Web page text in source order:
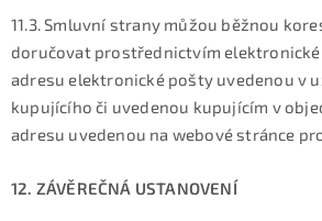
11.3. Smluvní strany můžou běžnou
doručovat prostřednictvím elektronické
adresu elektronické pošty uvedenou v
kupujícího či uvedenou kupujícím v
adresu uvedenou na webové stránce
12. ZÁVĚREČNÁ USTANOVENÍ